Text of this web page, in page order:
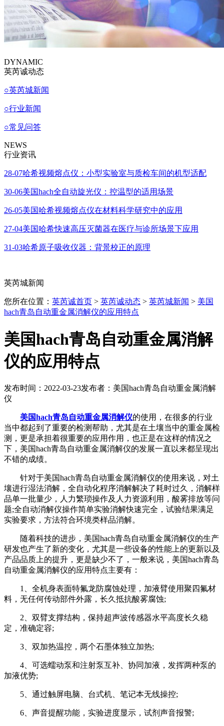
DYNAMIC
英芮诚动态
○英芮城新闻
○行业新闻
○常见问答
NEWS
行业资讯
28-07哈希视频熔点仪：小型实验室与质检车间的机型适配
30-06美国hach全自动旋光仪：控温型的适用场景
26-05美国哈希视频熔点仪在材料科学研究中的应用
27-04美国哈希快速高压灭菌器在医疗与诊所场景下应用
31-03哈希原子吸收仪器：背景校正的原理
英芮城新闻
您所在位置： 英芮诚首页 > 英芮诚动态 > 英芮城新闻 > 美国
hach青岛自动重金属消解仪的应用特点
美国hach青岛自动重金属消解
仪的应用特点
发布时间：2022-03-23发布者：美国hach青岛自动重金属消解
仪
美国hach青岛自动重金属消解仪的使用，在很多的行业
当中都起到了重要的检测帮助，尤其是在土壤当中的重金属检
测，更是承担着很重要的应用作用，也正是在这样的情况之
下，美国hach青岛自动重金属消解仪的发展一直以来都呈现出
不错的成绩。
针对于美国hach青岛自动重金属消解仪的使用来说，对土
壤进行湿法消解，全自动化程序消解解决了耗时过久，消解样
品单一批量少，人力繁琐操作及人力资源利用，酸雾排放等问
题;全自动消解仪操作简单实验消解快速完全，试验结果满足
实验要求，方法符合环境类样品消解。
随着科技的进步，美国hach青岛自动重金属消解仪的生产
研发也产生了新的变化，尤其是一些设备的性能上的更新以及
产品品质上的提升，更是缺少不了，一般来说，美国hach青岛
自动重金属消解仪的应用特点主要有：
1、全机身表面特氟龙防腐蚀处理，加液臂使用聚四氟材
料，无任何传动部件外露，长久抵抗酸雾腐蚀;
2、双臂支撑结构，保持超声波传感器水平高度长久稳
定，准确定容;
3、双加热温控，两个石墨体独立加热;
4、可选蠕动泵和注射泵互补、协同加液，发挥两种泵的
加液优势;
5、通过触屏电脑、台式机、笔记本无线操控;
6、声音提醒功能，实验进度显示，试剂声音报警;